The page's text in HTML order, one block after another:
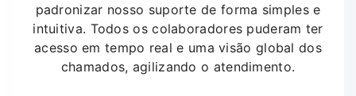
padronizar nosso suporte de forma simples e
intuitiva. Todos os colaboradores puderam ter
acesso em tempo real e uma visão global dos
chamados, agilizando o atendimento.